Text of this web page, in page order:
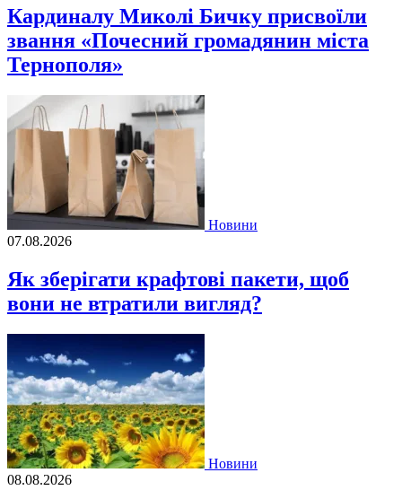
Кардиналу Миколі Бичку присвоїли
звання «Почесний громадянин міста
Тернополя»
Новини
07.08.2026
Як зберігати крафтові пакети, щоб
вони не втратили вигляд?
Новини
08.08.2026